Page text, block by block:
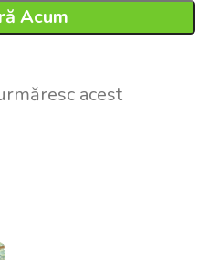
Acum
acest